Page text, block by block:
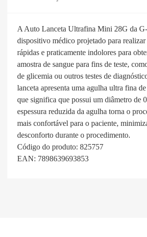
A Auto Lanceta Ultrafina Mini 28G da
dispositivo médico projetado para realizar
rápidas e praticamente indolores para
amostra de sangue para fins de teste,
de glicemia ou outros testes de
lanceta apresenta uma agulha ultra fina
que significa que possui um diâmetro de
espessura reduzida da agulha torna o
mais confortável para o paciente,
desconforto durante o procedimento.
Código do produto: 825757
EAN: 7898639693853